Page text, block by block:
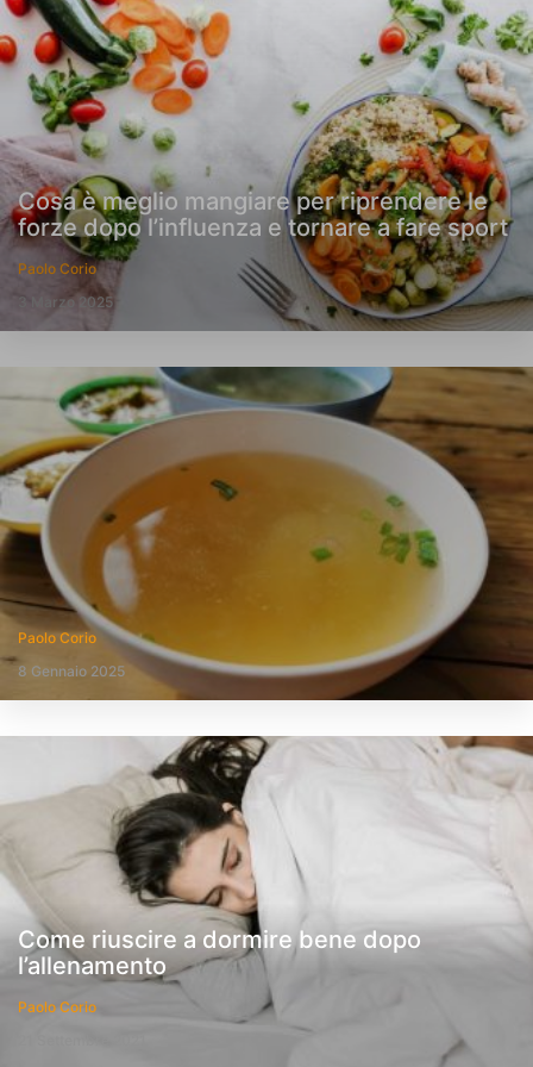
Cosa è meglio mangiare per riprendere le
forze dopo l’influenza e tornare a fare sport
Paolo Corio
3 Marzo 2025
Paolo Corio
8 Gennaio 2025
Come riuscire a dormire bene dopo
l’allenamento
Paolo Corio